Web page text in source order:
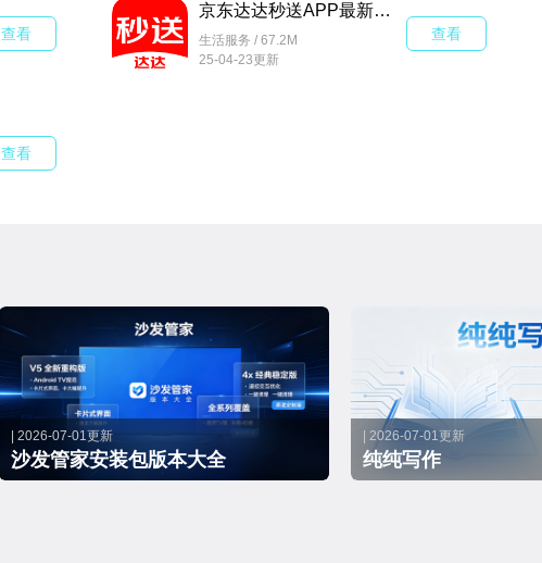
查看
京东达达秒送APP最新版v9.23.1安卓版
生活服务 / 67.2M
25-04-23更新
查看
查看
| 2026-07-01更新
沙发管家安装包版本大全
| 2026-07-01更新
纯纯写作